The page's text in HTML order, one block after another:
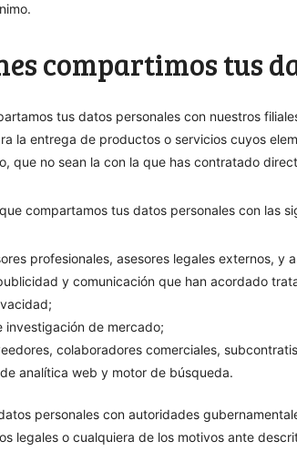
compartimos tus
tus datos personales con nuestros
la entrega de productos o servicios cuyos
que no sean la con la que has contratado
compartamos tus datos personales con las
profesionales, asesores legales externos, y
y comunicación que han acordado
investigación de mercado;
colaboradores comerciales,
analítica web y motor de búsqueda.
personales con autoridades
legales o cualquiera de los motivos ante